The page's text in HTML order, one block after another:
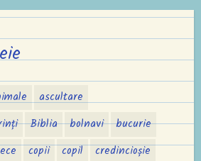
ascultare
Biblia bolnavi
bucurie
copii copil
credincioșie